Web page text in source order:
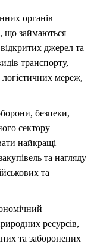
органів
що займаються
джерел та
транспорту,
логістичних мереж,
безпеки,
сектору
найкращі
та нагляду
та
ресурсів,
та заборонених